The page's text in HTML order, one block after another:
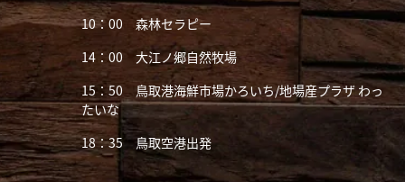
10：00 森林セラピー
14：00 大江ノ郷自然牧場
15：50 鳥取港海鮮市場かろいち/地場産プラザ わっ
たいな
18：35 鳥取空港出発